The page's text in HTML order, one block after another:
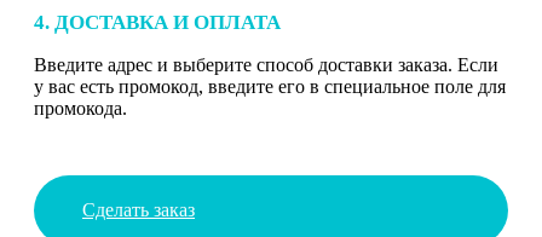
4. ДОСТАВКА И ОПЛАТА
Введите адрес и выберите способ доставки заказа. Если
у вас есть промокод, введите его в специальное поле для
промокода.
Сделать заказ